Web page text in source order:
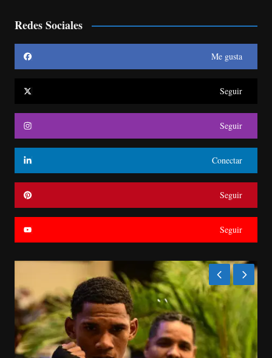
Redes Sociales
Me gusta
Seguir
Seguir
Conectar
Seguir
Seguir